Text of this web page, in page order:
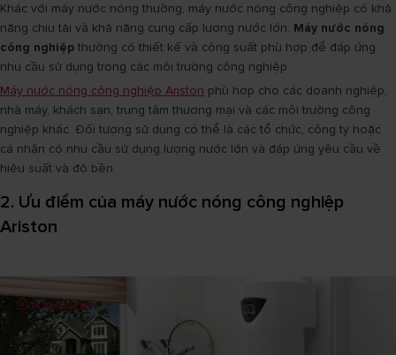
Khác với máy nước nóng thường, máy nước nóng công nghiệp có khả
năng chịu tải và khả năng cung cấp lượng nước lớn. Máy nước nóng
công nghiệp thường có thiết kế và công suất phù hợp để đáp ứng
nhu cầu sử dụng trong các môi trường công nghiệp.
Máy nước nóng công nghiệp Ariston phù hợp cho các doanh nghiệp,
nhà máy, khách sạn, trung tâm thương mại và các môi trường công
nghiệp khác. Đối tượng sử dụng có thể là các tổ chức, công ty hoặc
cá nhân có nhu cầu sử dụng lượng nước lớn và đáp ứng yêu cầu về
hiệu suất và độ bền.
2. Ưu điểm của máy nước nóng công nghiệp
Ariston